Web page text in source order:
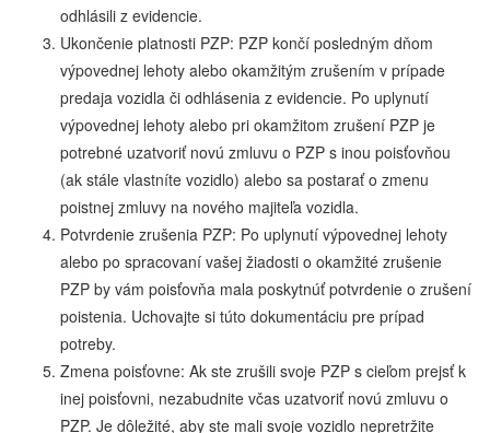
odhlásili z evidencie.
Ukončenie platnosti PZP: PZP končí posledným dňom
výpovednej lehoty alebo okamžitým zrušením v prípade
predaja vozidla či odhlásenia z evidencie. Po uplynutí
výpovednej lehoty alebo pri okamžitom zrušení PZP je
potrebné uzatvoriť novú zmluvu o PZP s inou poisťovňou
(ak stále vlastníte vozidlo) alebo sa postarať o zmenu
poistnej zmluvy na nového majiteľa vozidla.
Potvrdenie zrušenia PZP: Po uplynutí výpovednej lehoty
alebo po spracovaní vašej žiadosti o okamžité zrušenie
PZP by vám poisťovňa mala poskytnúť potvrdenie o zrušení
poistenia. Uchovajte si túto dokumentáciu pre prípad
potreby.
Zmena poisťovne: Ak ste zrušili svoje PZP s cieľom prejsť k
inej poisťovni, nezabudnite včas uzatvoriť novú zmluvu o
PZP. Je dôležité, aby ste mali svoje vozidlo nepretržite